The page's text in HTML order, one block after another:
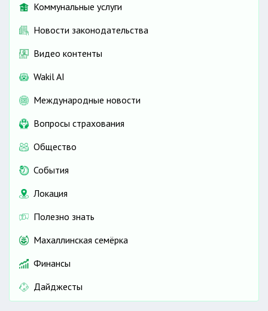
Коммунальные услуги
Новости законодательства
Видео контенты
Wakil AI
Международные новости
Вопросы страхования
Общество
События
Локация
Полезно знать
Махаллинская семёрка
Финансы
Дайджесты